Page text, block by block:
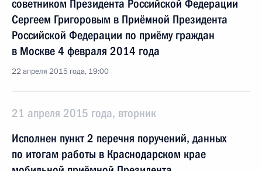
советником Президента Российской Федерации
Сергеем Григоровым в Приёмной Президента
Российской Федерации по приёму граждан
в Москве 4 февраля 2014 года
22 апреля 2015 года, 19:00
21 апреля 2015 года, вторник
Исполнен пункт 2 перечня поручений, данных
по итогам работы в Краснодарском крае